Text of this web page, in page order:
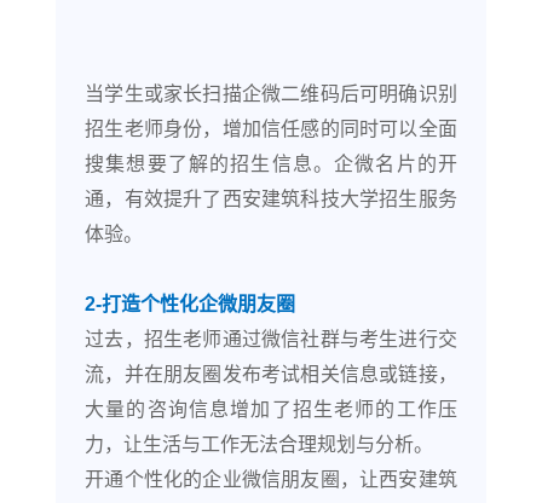
当学生或家长扫描企微二维码后可明确识别
招生老师身份，增加信任感的同时可以全面
搜集想要了解的招生信息。企微名片的开
通，有效提升了西安建筑科技大学招生服务
体验。
2-打造个性化企微朋友圈
过去，招生老师通过微信社群与考生进行交
流，并在朋友圈发布考试相关信息或链接，
大量的咨询信息增加了招生老师的工作压
力，让生活与工作无法合理规划与分析。
开通个性化的企业微信朋友圈，让西安建筑